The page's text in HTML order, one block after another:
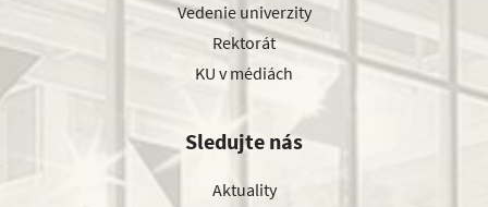
Vedenie univerzity
Rektorát
KU v médiách
Sledujte nás
Aktuality